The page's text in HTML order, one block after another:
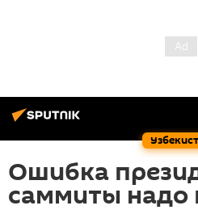
Ошибка
саммиты надо